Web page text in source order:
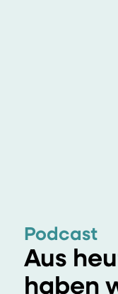
Podcast
Aus
haben